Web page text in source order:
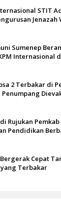
STIT
Jenazah
Sumenep
Internasional
2 Terbakar di
Penumpang
Rujukan
Pendidikan
Cepat
Terbakar